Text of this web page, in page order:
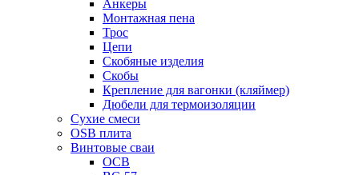
Анкеры
Монтажная пена
Трос
Цепи
Скобяные изделия
Скобы
Крепление для вагонки (кляймер)
Дюбели для термоизоляции
Сухие смеси
OSB плита
Винтовые сваи
ОСВ